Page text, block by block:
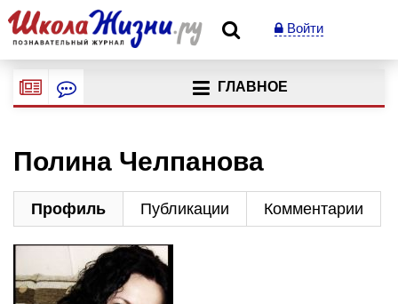
Войти
ГЛАВНОЕ
Полина Челпанова
Профиль Публикации Комментарии